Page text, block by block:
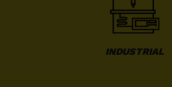
INDUSTRIAL